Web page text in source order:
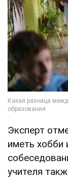
Эксперт
иметь
учителя